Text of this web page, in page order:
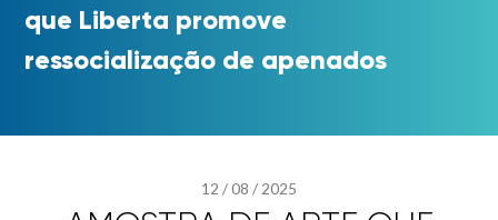
que Liberta promove
ressocialização de apenados
12 /08 /2025